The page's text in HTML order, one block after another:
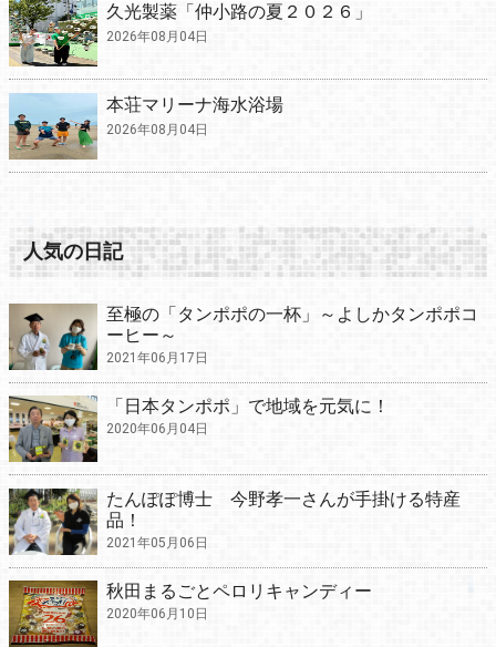
久光製薬「仲小路の夏２０２６」
2026年08月04日
本荘マリーナ海水浴場
2026年08月04日
人気の日記
至極の「タンポポの一杯」～よしかタンポポコ
ーヒー～
2021年06月17日
「日本タンポポ」で地域を元気に！
2020年06月04日
たんぽぽ博士 今野孝一さんが手掛ける特産
品！
2021年05月06日
秋田まるごとペロリキャンディー
2020年06月10日